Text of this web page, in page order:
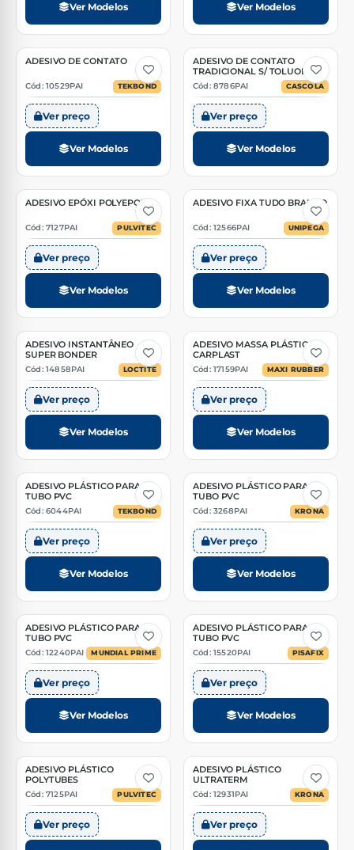
Ver Modelos Ver Modelos
2 Opções
ADESIVO DE CONTATO
Cód: 10529PAI TEKBOND
Ver preço
Ver Modelos
3 Opções
ADESIVO DE CONTATO
TRADICIONAL S/ TOLUOL
Cód: 8786PAI
CASCOLA
Ver preço
Ver Modelos
2 Opções
ADESIVO EPÓXI POLYEPOX
Cód: 7127PAI PULVITEC
Ver preço
Ver Modelos
2 Opções
ADESIVO FIXA TUDO BRANCO
Cód: 12566PAI UNIPEGA
Ver preço
Ver Modelos
2 Opções
ADESIVO INSTANTÂNEO
SUPER BONDER
Cód: 14858PAI
LOCTITE
Ver preço
Ver Modelos
3 Opções
ADESIVO MASSA PLÁSTICA
CARPLAST
Cód: 17159PAI
MAXI RUBBER
Ver preço
Ver Modelos
2 Opções
ADESIVO PLÁSTICO PARA
TUBO PVC
Cód: 6044PAI
TEKBOND
Ver preço
Ver Modelos
4 Opções
ADESIVO PLÁSTICO PARA
TUBO PVC
Cód: 3268PAI
KRONA
Ver preço
Ver Modelos
2 Opções
ADESIVO PLÁSTICO PARA
TUBO PVC
Cód: 12240PAI
MUNDIAL PRIME
Ver preço
Ver Modelos
2 Opções
ADESIVO PLÁSTICO PARA
TUBO PVC
Cód: 15520PAI
PISAFIX
Ver preço
Ver Modelos
3 Opções
ADESIVO PLÁSTICO
POLYTUBES
Cód: 7125PAI
PULVITEC
Ver preço
4 Opções
ADESIVO PLÁSTICO
ULTRATERM
Cód: 12931PAI
KRONA
Ver preço